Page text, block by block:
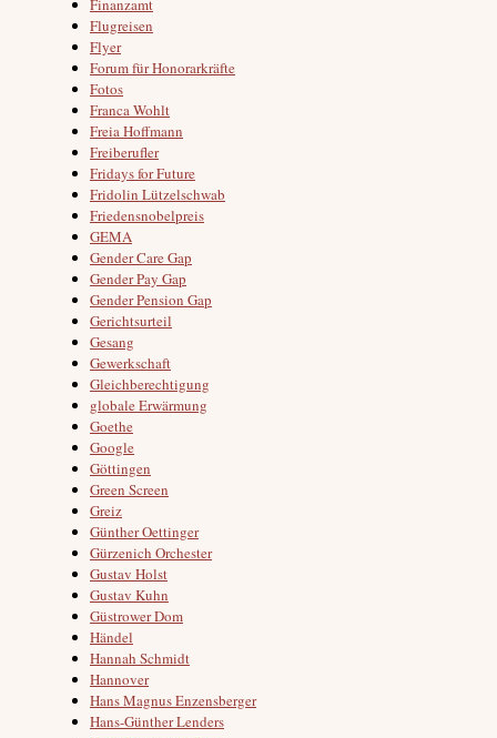
Finanzamt
Flugreisen
Flyer
Forum für Honorarkräfte
Fotos
Franca Wohlt
Freia Hoffmann
Freiberufler
Fridays for Future
Fridolin Lützelschwab
Friedensnobelpreis
GEMA
Gender Care Gap
Gender Pay Gap
Gender Pension Gap
Gerichtsurteil
Gesang
Gewerkschaft
Gleichberechtigung
globale Erwärmung
Goethe
Google
Göttingen
Green Screen
Greiz
Günther Oettinger
Gürzenich Orchester
Gustav Holst
Gustav Kuhn
Güstrower Dom
Händel
Hannah Schmidt
Hannover
Hans Magnus Enzensberger
Hans-Günther Lenders